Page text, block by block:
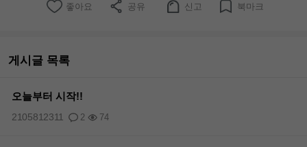
좋아요 공유 신고 북마크
게시글 목록
오늘부터 시작!!
2 74
2105812311